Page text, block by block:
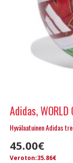
Adidas, WORLD
Hyvälaatuinen Adidas
45.00€
Veroton:35.86€